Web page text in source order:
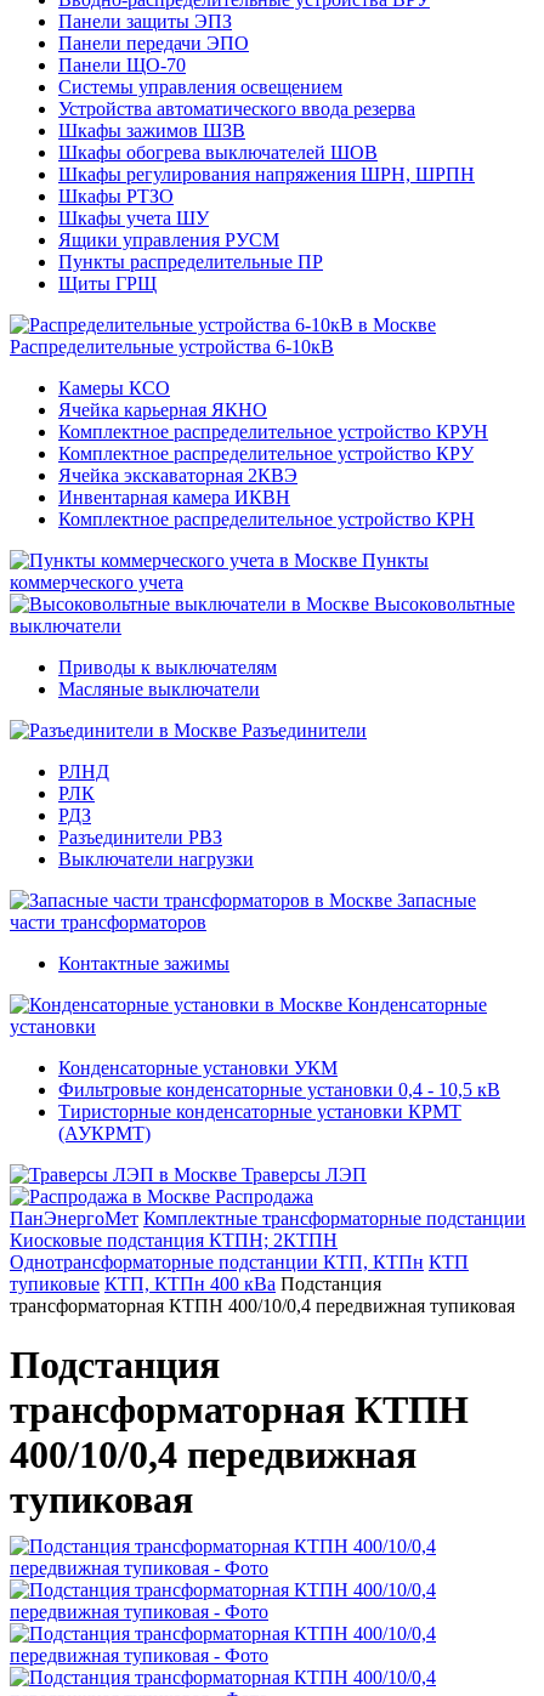
Панели защиты ЭПЗ
Панели передачи ЭПО
Панели ЩО-70
Системы управления освещением
Устройства автоматического ввода резерва
Шкафы зажимов ШЗВ
Шкафы обогрева выключателей ШОВ
Шкафы регулирования напряжения ШРН, ШРПН
Шкафы РТЗО
Шкафы учета ШУ
Ящики управления РУСМ
Пункты распределительные ПР
Щиты ГРЩ
Распределительные устройства 6-10кВ
Камеры КСО
Ячейка карьерная ЯКНО
Комплектное распределительное устройство КРУН
Комплектное распределительное устройство КРУ
Ячейка экскаваторная 2КВЭ
Инвентарная камера ИКВН
Комплектное распределительное устройство КРН
Пункты
коммерческого учета
Высоковольтные
выключатели
Приводы к выключателям
Масляные выключатели
Разъединители
РЛНД
РЛК
РДЗ
Разъединители РВЗ
Выключатели нагрузки
Запасные
части трансформаторов
Контактные зажимы
Конденсаторные
установки
Конденсаторные установки УКМ
Фильтровые конденсаторные установки 0,4 - 10,5 кВ
Тиристорные конденсаторные установки КРМТ
(АУКРМТ)
Траверсы ЛЭП
Распродажа
ПанЭнергоМет Комплектные трансформаторные подстанции
Киосковые подстанция КТПН; 2КТПН
Однотрансформаторные подстанции КТП, КТПн КТП
тупиковые КТП, КТПн 400 кВа Подстанция
трансформаторная КТПН 400/10/0,4 передвижная тупиковая
Подстанция
трансформаторная КТПН
400/10/0,4 передвижная
тупиковая